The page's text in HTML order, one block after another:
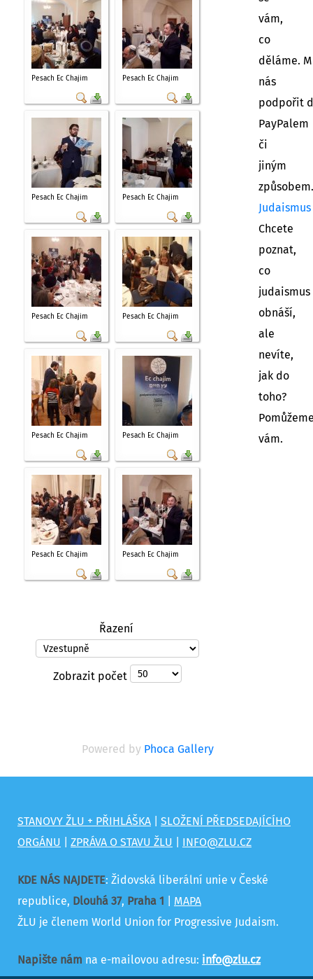
Pesach Ec Chajim Pesach Ec Chajim
Pesach Ec Chajim Pesach Ec Chajim
Pesach Ec Chajim Pesach Ec Chajim
Pesach Ec Chajim Pesach Ec Chajim
Pesach Ec Chajim Pesach Ec Chajim
Řazení
Zobrazit počet
Powered by Phoca Gallery
vám,
co
děláme.
nás
podpořit
PayPalem
či
jiným
způsobem.
Judaismus
Chcete
poznat,
co
judaismus
obnáší,
ale
nevíte,
jak do
toho?
vám.
STANOVY ŽLU + PŘIHLÁŠKA
SLOŽENÍ PŘEDSEDAJÍCÍHO
ORGÁNU
ZPRÁVA O STAVU ŽLU INFO@ZLU.CZ
KDE NÁS NAJDETE: Židovská liberální unie v České
republice, Dlouhá 37, Praha 1
MAPA
ŽLU je členem World Union for Progressive Judaism.
Napište nám na e-mailovou adresu: info@zlu.cz